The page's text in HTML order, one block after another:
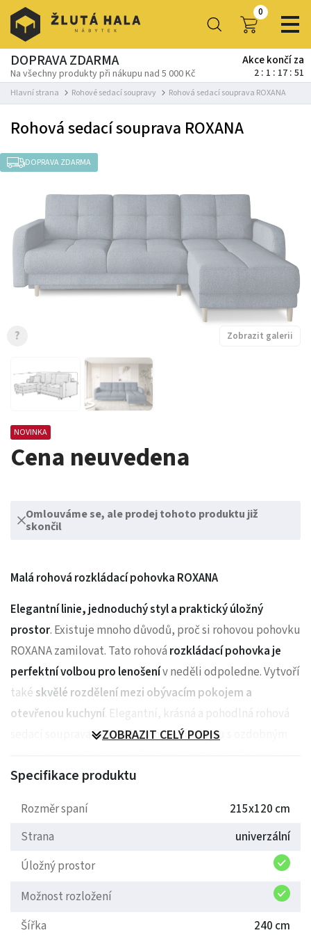
0
DOPRAVA ZDARMA
Na všechny produkty při nákupu nad 5 000 Kč
Akce končí za
2 1 17 51
Hlavní strana Rohové sedací soupravy Rohová sedací souprava ROXANA
NOVINKA
Cena neuvedena
Omlouváme se, ale prodej tohoto produktu již
skončil
Rohová sedací souprava ROXANA
DOPRAVA ZDARMA
Zobrazit galerii
?
Malá rohová rozkládací pohovka ROXANA
Elegantní linie, jednoduchý styl a praktický úložný
prostor. Existuje mnoho důvodů, proč si rohovou pohovku
ROXANA zamilovat. Tato rohová rozkládací pohovka je
perfektní volbou pro lenošenív neděli odpoledne. Vytvoří
také skvělé rozdělení mezi obývacím pokojem a
otevřenou kuchyní . Elegantní, krásná a pohodlná rohová
sedací souprava ROXANA v moderním stylu s ozdobným
kus nábytku do bytu, podkroví nebo domu. Ať už máte
umístěnými na otomanu, rohová pohovka ROXANA je vždy
připravena pomoci.
, které zdobí rohovou sedací
soupravu, dodávají interiéru, ve kterém se ROXANA bude
nacházet, charakter a také upoutají pozornost a navodí
odpovídající styl.
ZOBRAZIT CELÝ POPIS
Specifikace produktu
Rozměr spaní
215x120 cm
Strana
univerzální
Úložný prostor
Možnost rozložení
Šířka
240 cm